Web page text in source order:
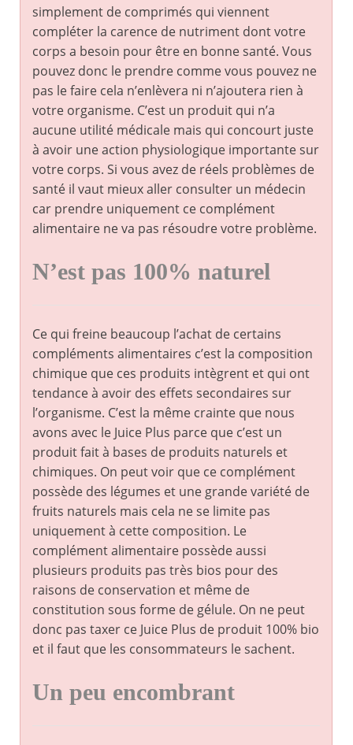
simplement de comprimés qui viennent
compléter la carence de nutriment dont votre
corps a besoin pour être en bonne santé. Vous
pouvez donc le prendre comme vous pouvez ne
pas le faire cela n’enlèvera ni n’ajoutera rien à
votre organisme. C’est un produit qui n’a
aucune utilité médicale mais qui concourt juste
à avoir une action physiologique importante sur
votre corps. Si vous avez de réels problèmes de
santé il vaut mieux aller consulter un médecin
car prendre uniquement ce complément
alimentaire ne va pas résoudre votre problème.
N’est pas 100% naturel
Ce qui freine beaucoup l’achat de certains
compléments alimentaires c’est la composition
chimique que ces produits intègrent et qui ont
tendance à avoir des effets secondaires sur
l’organisme. C’est la même crainte que nous
avons avec le Juice Plus parce que c’est un
produit fait à bases de produits naturels et
chimiques. On peut voir que ce complément
possède des légumes et une grande variété de
fruits naturels mais cela ne se limite pas
uniquement à cette composition. Le
complément alimentaire possède aussi
plusieurs produits pas très bios pour des
raisons de conservation et même de
constitution sous forme de gélule. On ne peut
donc pas taxer ce Juice Plus de produit 100% bio
et il faut que les consommateurs le sachent.
Un peu encombrant